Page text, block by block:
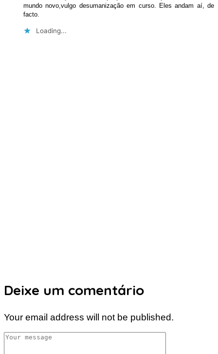
mundo novo,vulgo desumanização em curso. Eles andam aí, de
facto.
Loading...
Deixe um comentário
Your email address will not be published.